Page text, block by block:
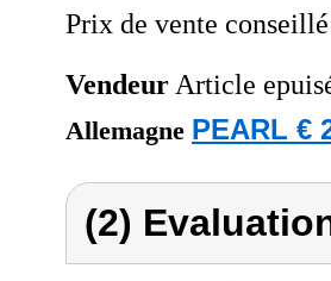
Prix de vente
Vendeur Article
Allemagne PEARL €
(2)